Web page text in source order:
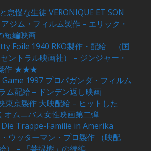
怠慢な生徒 VERONIQUE ET SON
ジム・フィルム製作 – エリック・
短編映画
Foile 1940 RKO製作・配給 （国
ントラル映画社） – ジンジャー・
傑作 ★★★
1997 プロパガンダ・フィルム
ム配給 – ドンデン返し映画
東京製作 大映配給 – ヒットした
オムニバス女性映画第二弾
Die Trappe-Familie in Amerika
ウッターマン・プロ製作 （映配
） – 「菩提樹」の続編